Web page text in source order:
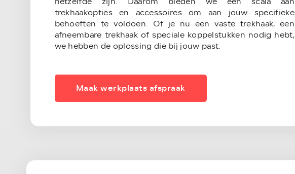
trekhaakopties en accessoires om aan jouw specifieke
behoeften te voldoen. Of je nu een vaste trekhaak, een
afneembare trekhaak of speciale koppelstukken nodig hebt,
we hebben de oplossing die bij jouw past.
Maak werkplaats afspraak